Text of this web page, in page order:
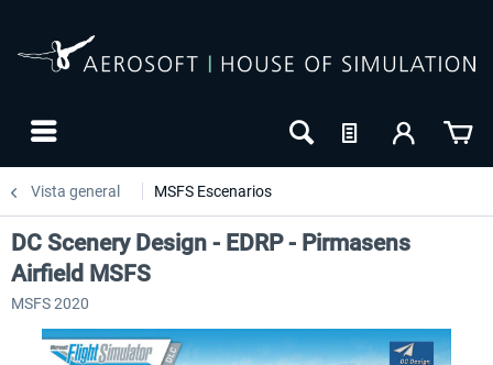
Vista general MSFS Escenarios
DC Scenery Design - EDRP - Pirmasens
Airfield MSFS
MSFS 2020